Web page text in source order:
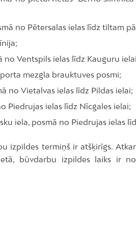
no Pētersalas ielas līdz tiltam
no Ventspils ielas līdz Kauguru
mezgla brauktuves posmi;
no Vietalvas ielas līdz Pildas ielai;
Piedrujas ielas līdz Nīcgales ielai;
iela, posmā no Piedrujas ielas
izpildes termiņš ir atšķirīgs.
būvdarbu izpildes laiks ir